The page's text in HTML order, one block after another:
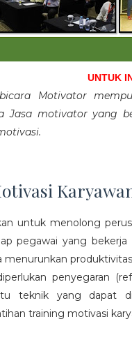
UNTUK
Motivator
Jasa motivator yang
untuk menolong
pegawai yang
menurunkan
penyegaran
teknik yang dapat
training motivasi